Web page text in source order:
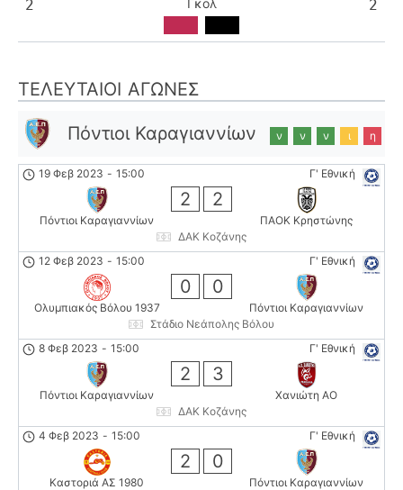
2 2
ΤΕΛΕΥΤΑΊΟΙ ΑΓΏΝΕΣ
Πόντιοι Καραγιαννίων ν ν ν ι η
Γ' Εθνική
19 Φεβ 2023 - 15:00
Πόντιοι Καραγιαννίων
2 2
ΠΑΟΚ Κρηστώνης
ΔΑΚ Κοζάνης
Γ' Εθνική
12 Φεβ 2023 - 15:00
Ολυμπιακός Βόλου 1937
0 0
Πόντιοι Καραγιαννίων
Στάδιο Νεάπολης Βόλου
Γ' Εθνική
8 Φεβ 2023 - 15:00
Πόντιοι Καραγιαννίων
2 3
Χανιώτη ΑΟ
ΔΑΚ Κοζάνης
Γ' Εθνική
4 Φεβ 2023 - 15:00
Καστοριά ΑΣ 1980
2 0
Πόντιοι Καραγιαννίων